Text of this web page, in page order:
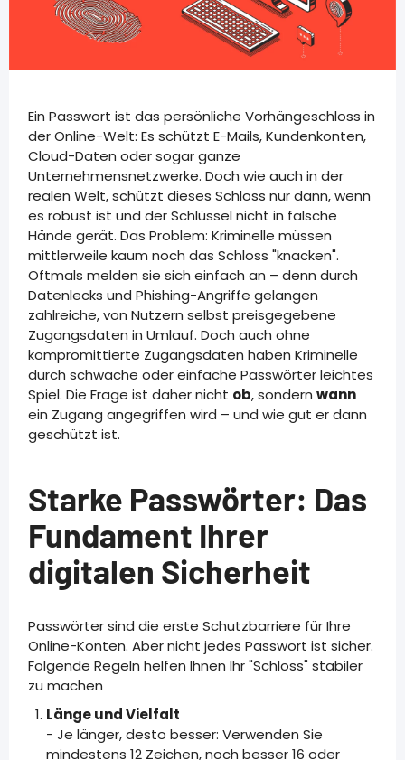
Ein Passwort ist das persönliche Vorhängeschloss in
der Online-Welt: Es schützt E-Mails, Kundenkonten,
Cloud-Daten oder sogar ganze
Unternehmensnetzwerke. Doch wie auch in der
realen Welt, schützt dieses Schloss nur dann, wenn
es robust ist und der Schlüssel nicht in falsche
Hände gerät. Das Problem: Kriminelle müssen
mittlerweile kaum noch das Schloss "knacken".
Oftmals melden sie sich einfach an – denn durch
Datenlecks und Phishing-Angriffe gelangen
zahlreiche, von Nutzern selbst preisgegebene
Zugangsdaten in Umlauf. Doch auch ohne
kompromittierte Zugangsdaten haben Kriminelle
durch schwache oder einfache Passwörter leichtes
Spiel. Die Frage ist daher nicht ob, sondernwann
ein Zugang angegriffen wird – und wie gut er dann
geschützt ist.
Starke Passwörter: Das
Fundament Ihrer
digitalen Sicherheit
Passwörter sind die erste Schutzbarriere für Ihre
Online-Konten. Aber nicht jedes Passwort ist sicher.
Folgende Regeln helfen Ihnen Ihr "Schloss" stabiler
zu machen
Länge und Vielfalt
- Je länger, desto besser: Verwenden Sie
mindestens 12 Zeichen, noch besser 16 oder